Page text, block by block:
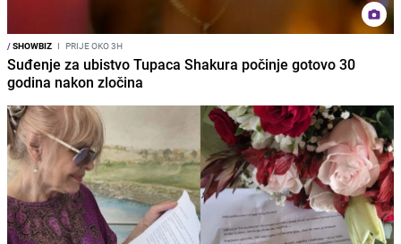
/SHOWBIZ I PRIJE OKO 3H
Suđenje za ubistvo Tupaca Shakura počinje gotovo 30
godina nakon zločina